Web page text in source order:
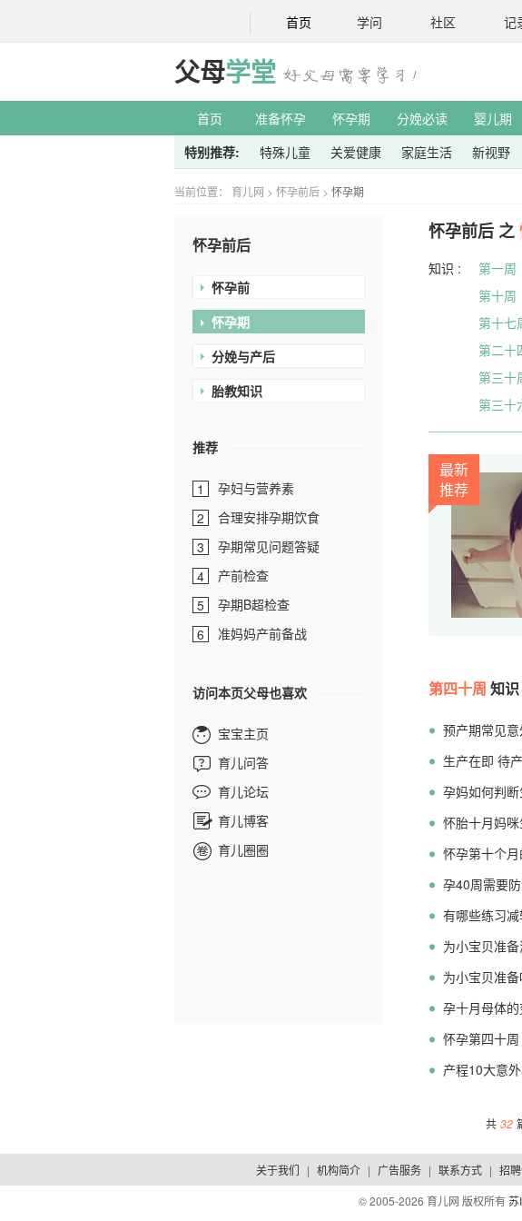
首页 学问 社区 记
父母学堂
首页 准备怀孕 怀孕期 分娩必读 婴儿期
特别推荐:
特殊儿童 关爱健康 家庭生活 新视野
当前位置： 育儿网 > 怀孕前后 > 怀孕期
怀孕前后
怀孕前
怀孕期
分娩与产后
胎教知识
推荐
1
孕妇与营养素
2
合理安排孕期饮食
3
孕期常见问题答疑
4
产前检查
5
孕期B超检查
6
准妈妈产前备战
访问本页父母也喜欢
宝宝主页
育儿问答
育儿论坛
育儿博客
育儿圈圈
怀孕前后 之
知识 : 第一周
第十周
第十七
第二十
第三十
第三十
最新
推荐
第四十周 知识
预产期常见意
生产在即 待
孕妈如何判
怀胎十月妈
怀孕第十个
孕40周需要
有哪些练习减
为小宝贝准
为小宝贝准
孕十月母体
怀孕第四十周
产程10大意
共 32
关于我们 | 机构简介 | 广告服务 | 联系方式 | 招
© 2005-2026 育儿网 版权所有苏